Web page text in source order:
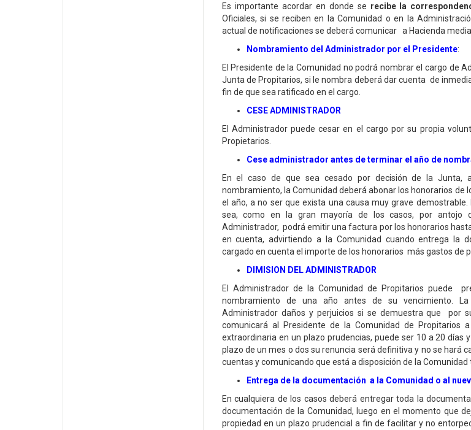
Es importante acordar en donde se recibe la
Oficiales, si se reciben en la Comunidad o en la
actual de notificaciones se deberá comunicar a Hacienda
Nombramiento del Administrador por el Presidente:
El Presidente de la Comunidad no podrá nombrar el cargo de
Junta de Propitarios, si le nombra deberá dar cuenta de
fin de que sea ratificado en el cargo.
CESE ADMINISTRADOR
El Administrador puede cesar en el cargo por su propia
Propietarios.
Cese administrador antes de terminar el año de
En el caso de que sea cesado por decisión de la Junta,
nombramiento, la Comunidad deberá abonar los honorarios de
el año, a no ser que exista una causa muy grave demostrable.
sea, como en la gran mayoría de los casos, por antojo
Administrador, podrá emitir una factura por los honorarios
en cuenta, advirtiendo a la Comunidad cuando entrega la
cargado en cuenta el importe de los honorarios más gastos de
DIMISION DEL ADMINISTRADOR
El Administrador de la Comunidad de Propitarios puede
nombramiento de una año antes de su vencimiento. La
Administrador daños y perjuicios si se demuestra que por
comunicará al Presidente de la Comunidad de Propitarios
extraordinaria en un plazo prudencias, puede ser 10 a 20 días
plazo de un mes o dos su renuncia será definitiva y no se hará
cuentas y comunicando que está a disposición de la
Entrega de la documentación a la Comunidad o al
En cualquiera de los casos deberá entregar toda la
documentación de la Comunidad, luego en el momento que
propiedad en un plazo prudencial a fin de facilitar y no